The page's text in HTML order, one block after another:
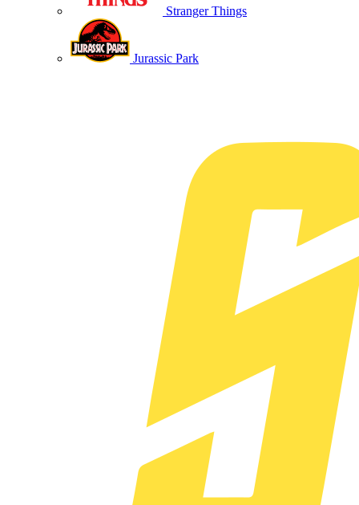
Stranger Things
Jurassic Park